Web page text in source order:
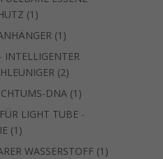
1 1
Produkt
1 1
Produkt
INTELLIGENTER
22
Produkte
DNA 1 1
Produkt
LIGHT TUBE -
1 1
Produkt
WASSERSTOFF 1 1